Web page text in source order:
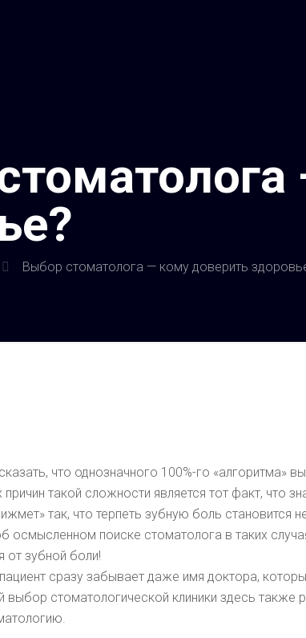
Выбор стоматолога — кому доверить
что однозначного 100%-го
такой сложности является тот факт, что
так, что терпеть зубную боль становится
осмысленном поиске стоматолога в таких
от зубной боли!
пациент сразу забывает даже имя доктора,
выбор стоматологической клиники здесь